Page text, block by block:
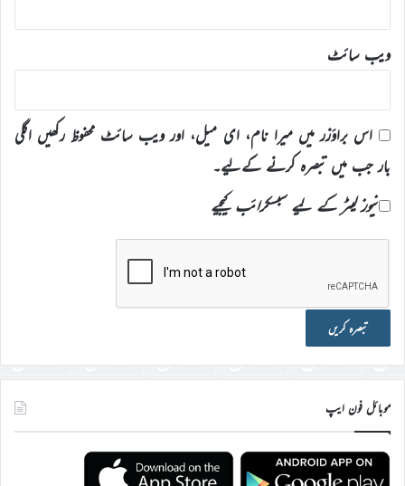
ویب‌ سائٹ
اس براؤزر میں میرا نام، ای میل، اور ویب سائٹ محفوظ رکھیں اگلی
بار جب میں تبصرہ کرنے کےلیے۔
نیوز لیٹر کے لیے سبسکرائب کیجیے
موبائل فون ایپ